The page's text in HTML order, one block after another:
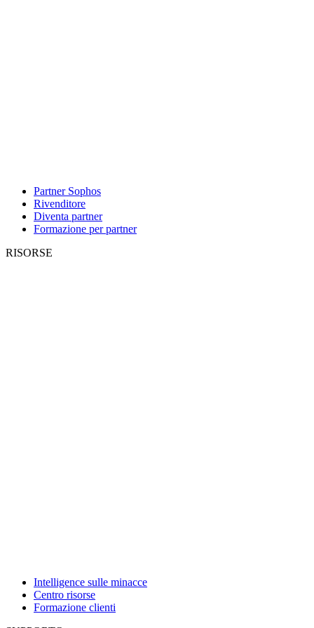
Partner Sophos
Rivenditore
Diventa partner
Formazione per partner
RISORSE
Intelligence sulle minacce
Centro risorse
Formazione clienti